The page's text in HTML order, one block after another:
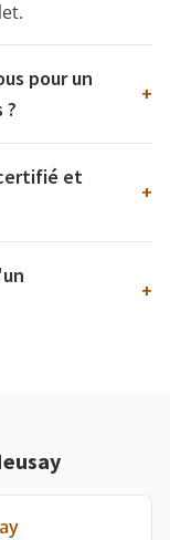
pour un
?
+
et
+
+